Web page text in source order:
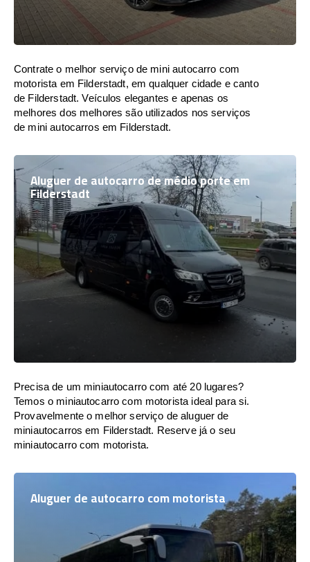
Contrate o melhor serviço de mini autocarro com
motorista em Filderstadt, em qualquer cidade e canto
de Filderstadt. Veículos elegantes e apenas os
melhores dos melhores são utilizados nos serviços
de mini autocarros em Filderstadt.
Aluguer de autocarro de médio porte em
Filderstadt
Precisa de um miniautocarro com até 20 lugares?
Temos o miniautocarro com motorista ideal para si.
Provavelmente o melhor serviço de aluguer de
miniautocarros em Filderstadt. Reserve já o seu
miniautocarro com motorista.
Aluguer de autocarro com motorista